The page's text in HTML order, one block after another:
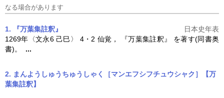
なる場合があります
1. 『万葉集註釈』
日本史年表
1269年〈文永6 己巳〉 4・2 仙覚， 『万葉集註釈 』 を著す(同書奥
書)。 ...
2. まんようしゅうちゅうしゃく［マンエフシフチュウシャク］【万
葉集註釈】